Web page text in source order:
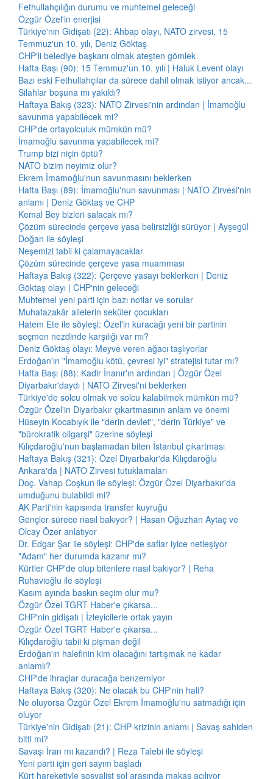
Fethullahçılığın durumu ve muhtemel geleceği
Özgür Özel'in enerjisi
Türkiye'nin Gidişatı (22): Ahbap olayı, NATO zirvesi, 15
Temmuz'un 10. yılı, Deniz Göktaş
CHP'li belediye başkanı olmak ateşten gömlek
Hafta Başı (90): 15 Temmuz'un 10. yılı | Haluk Levent olayı
Bazı eski Fethullahçılar da sürece dahil olmak istiyor ancak...
Silahlar boşuna mı yakıldı?
Haftaya Bakış (323): NATO Zirvesi'nin ardından | İmamoğlu
savunma yapabilecek mi?
CHP'de ortayolculuk mümkün mü?
İmamoğlu savunma yapabilecek mi?
Trump bizi niçin öptü?
NATO bizim neyimiz olur?
Ekrem İmamoğlu'nun savunmasını beklerken
Hafta Başı (89): İmamoğlu'nun savunması | NATO Zirvesi'nin
anlamı | Deniz Göktaş ve CHP
Kemal Bey bizleri salacak mı?
Çözüm sürecinde çerçeve yasa belirsizliği sürüyor | Ayşegül
Doğan ile söyleşi
Neşemizi tabii ki çalamayacaklar
Çözüm sürecinde çerçeve yasa muamması
Haftaya Bakış (322): Çerçeve yasayı beklerken | Deniz
Göktaş olayı | CHP'nin geleceği
Muhtemel yeni parti için bazı notlar ve sorular
Muhafazakâr ailelerin seküler çocukları
Hatem Ete ile söyleşi: Özel'in kuracağı yeni bir partinin
seçmen nezdinde karşılığı var mı?
Deniz Göktaş olayı: Meyve veren ağacı taşlıyorlar
Erdoğan'ın "İmamoğlu kötü, çevresi iyi" stratejisi tutar mı?
Hafta Başı (88): Kadir İnanır'ın ardından | Özgür Özel
Diyarbakır'daydı | NATO Zirvesi'ni beklerken
Türkiye'de solcu olmak ve solcu kalabilmek mümkün mü?
Özgür Özel'in Diyarbakır çıkartmasının anlam ve önemi
Hüseyin Kocabıyık ile "derin devlet", "derin Türkiye" ve
"bürokratik oligarşi" üzerine söyleşi
Kılıçdaroğlu'nun başlamadan biten İstanbul çıkartması
Haftaya Bakış (321): Özel Diyarbakır'da Kılıçdaroğlu
Ankara'da | NATO Zirvesi tutuklamaları
Doç. Vahap Coşkun ile söyleşi: Özgür Özel Diyarbakır'da
umduğunu bulabildi mi?
AK Parti'nin kapısında transfer kuyruğu
Gençler sürece nasıl bakıyor? | Hasan Oğuzhan Aytaç ve
Olcay Özer anlatıyor
Dr. Edgar Şar ile söyleşi: CHP'de saflar iyice netleşiyor
"Adam" her durumda kazanır mı?
Kürtler CHP'de olup bitenlere nasıl bakıyor? | Reha
Ruhavioğlu ile söyleşi
Kasım ayında baskın seçim olur mu?
Özgür Özel TGRT Haber'e çıkarsa...
CHP'nin gidişatı | İzleyicilerle ortak yayın
Özgür Özel TGRT Haber'e çıkarsa...
Kılıçdaroğlu tabii ki pişman değil
Erdoğan'ın halefinin kim olacağını tartışmak ne kadar
anlamlı?
CHP'de ihraçlar duracağa benzemiyor
Haftaya Bakış (320): Ne olacak bu CHP'nin hali?
Ne oluyorsa Özgür Özel Ekrem İmamoğlu'nu satmadığı için
oluyor
Türkiye'nin Gidişatı (21): CHP krizinin anlamı | Savaş sahiden
bitti mi?
Savaşı İran mı kazandı? | Reza Talebi ile söyleşi
Yeni parti için geri sayım başladı
Kürt hareketiyle sosyalist sol arasında makas açılıyor